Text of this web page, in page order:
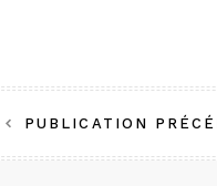
Navigation
de
PUBLICATION